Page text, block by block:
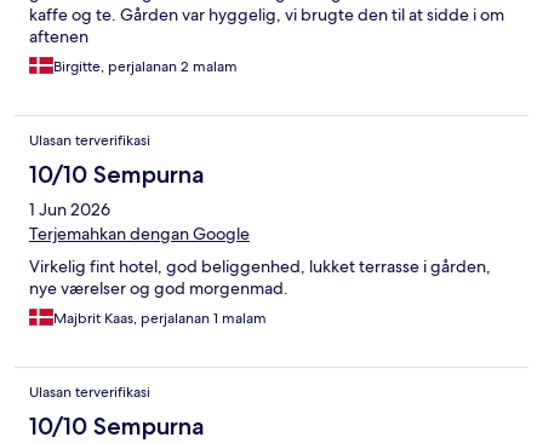
kaffe og te. Gården var hyggelig, vi brugte den til at sidde i om
aftenen
Birgitte, perjalanan 2 malam
Ulasan terverifikasi
10/10 Sempurna
1 Jun 2026
Terjemahkan dengan Google
Virkelig fint hotel, god beliggenhed, lukket terrasse i gården,
nye værelser og god morgenmad.
Majbrit Kaas, perjalanan 1 malam
Ulasan terverifikasi
10/10 Sempurna